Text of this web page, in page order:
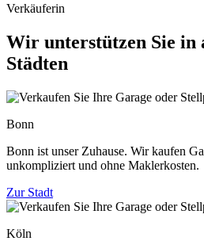
Verkäuferin
Wir unterstützen Sie in
Städten
Bonn
Bonn ist unser Zuhause. Wir kaufen
unkompliziert und ohne Maklerkosten.
Zur Stadt
Köln